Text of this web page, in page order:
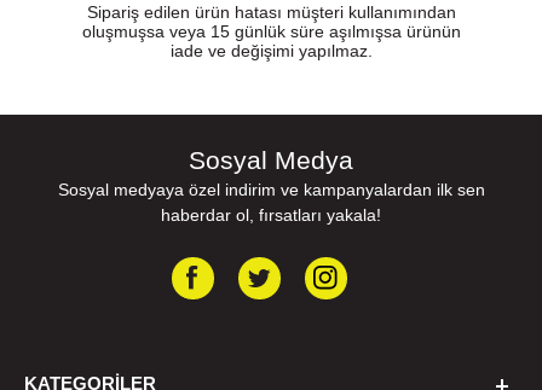
Sipariş edilen ürün hatası müşteri kullanımından
oluşmuşsa veya 15 günlük süre aşılmışsa ürünün
iade ve değişimi yapılmaz.
Sosyal Medya
Sosyal medyaya özel indirim ve kampanyalardan ilk sen
haberdar ol, fırsatları yakala!
KATEGORILER